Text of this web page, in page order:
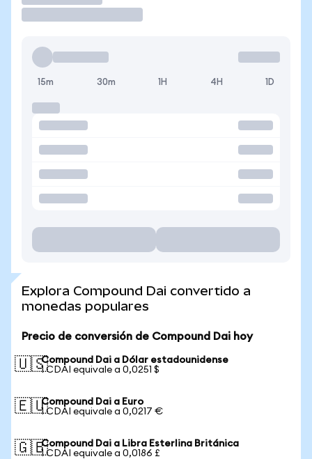
15m 30m 1H 4H 1D
Explora Compound Dai convertido a
monedas populares
Precio de conversión de Compound Dai hoy
🇺🇸Compound Dai a Dólar estadounidense
1 CDAI equivale a 0,0251 $
🇪🇺Compound Dai a Euro
1 CDAI equivale a 0,0217 €
🇬🇧Compound Dai a Libra Esterlina Británica
1 CDAI equivale a 0,0186 £